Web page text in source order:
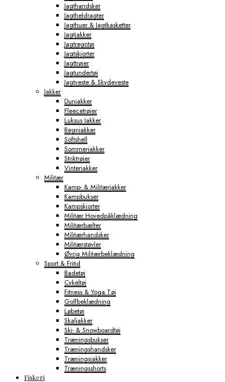
Jagthandsker
Jagtheldragter
Jagthuer & Jagtkasketter
Jagtjakker
Jagtregntøj
Jagtskjorter
Jagttrøjer
Jagtundertøj
Jagtveste & Skydeveste
Jakker
Dunjakker
Fleecetrøjer
Luksus Jakker
Regnjakker
Softshell
Sommerjakker
Striktrøjer
Vinterjakker
Militær
Kamp- & Militærjakker
Kampbukser
Kampskjorter
Militær Hovedpåklædning
Militærbælter
Militærhandsker
Militærstøvler
Øvrig Militærbeklædning
Sport & Fritid
Badetøj
Cykeltøj
Fitness & Yoga Tøj
Golfbeklædning
Løbetøj
Skaljakker
Ski- & Snowboardtøj
Træningsbukser
Træningshandsker
Træningsjakker
Træningsshorts
Fiskeri